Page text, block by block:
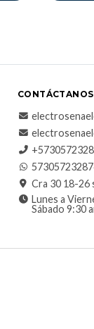
CONTÁCTANOS
Cra 30 18-26
Lunes a
Sábado 9:30